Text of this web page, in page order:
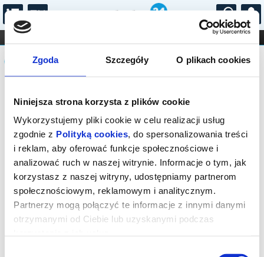
Zgoda Szczegóły O plikach cookies
Niniejsza strona korzysta z plików cookie
Wykorzystujemy pliki cookie w celu realizacji usług
zgodnie z Polityką cookies, do spersonalizowania treści
i reklam, aby oferować funkcje społecznościowe i
analizować ruch w naszej witrynie. Informacje o tym, jak
korzystasz z naszej witryny, udostępniamy partnerom
społecznościowym, reklamowym i analitycznym.
Partnerzy mogą połączyć te informacje z innymi danymi
otrzymanymi od Ciebie lub uzyskanymi podczas
...
FILHARMONIA OPERA I BALET
STAND-UP
DLA DZIECI
Komunikat
Sprzedaż biletów on-line na wydarzenie
została zakończona.